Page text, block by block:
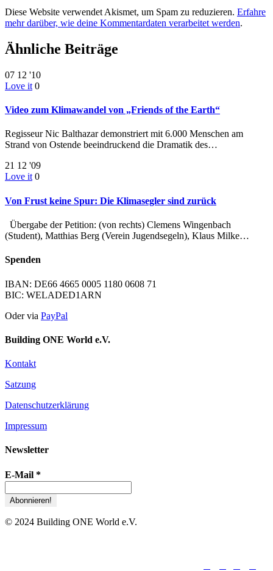
Diese Website verwendet Akismet, um Spam zu reduzieren. Erfahre
mehr darüber, wie deine Kommentardaten verarbeitet werden.
Ähnliche Beiträge
07 12 '10
Love it 0
Video zum Klimawandel von „Friends of the Earth“
Regisseur Nic Balthazar demonstriert mit 6.000 Menschen am
Strand von Ostende beeindruckend die Dramatik des…
21 12 '09
Love it 0
Von Frust keine Spur: Die Klimasegler sind zurück
Übergabe der Petition: (von rechts) Clemens Wingenbach
(Student), Matthias Berg (Verein Jugendsegeln), Klaus Milke…
Spenden
IBAN: DE66 4665 0005 1180 0608 71
BIC: WELADED1ARN
Oder via PayPal
Building ONE World e.V.
Kontakt
Satzung
Datenschutzerklärung
Impressum
Newsletter
E-Mail *
© 2024 Building ONE World e.V.